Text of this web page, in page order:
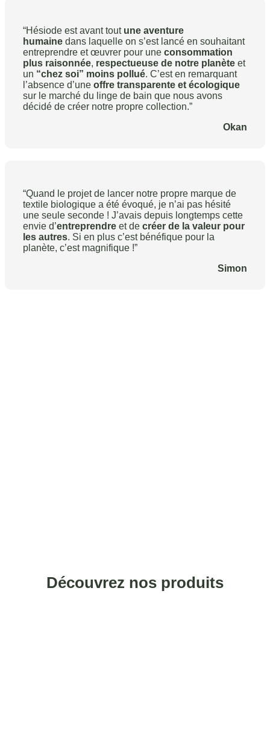
“Hésiode est avant tout une aventure
humaine dans laquelle on s’est lancé en souhaitant
entreprendre et œuvrer pour une consommation
plus raisonnée, respectueuse de notre planète et
un “chez soi” moins pollué. C’est en remarquant
l’absence d’une offre transparente et écologique
sur le marché du linge de bain que nous avons
décidé de créer notre propre collection.”
Okan
“Quand le projet de lancer notre propre marque de
textile biologique a été évoqué, je n’ai pas hésité
une seule seconde ! J’avais depuis longtemps cette
envie d’entreprendre et de créer de la valeur pour
les autres. Si en plus c’est bénéfique pour la
planète, c’est magnifique !”
Simon
Découvrez nos produits